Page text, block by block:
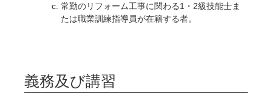
常勤のリフォーム工事に関わる1・2級技能士ま
たは職業訓練指導員が在籍する者。
義務及び講習